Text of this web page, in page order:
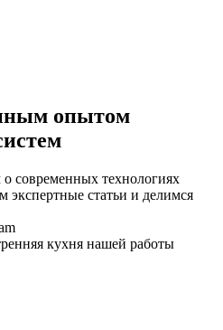
опытом
современных технологиях
статьи и делимся
кухня нашей работы